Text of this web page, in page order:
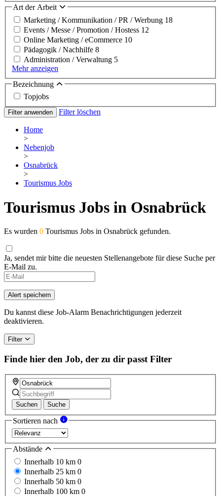
Art der Arbeit
Marketing / Kommunikation / PR / Werbung 18
Events / Messe / Promotion / Hostess 12
Online Marketing / eCommerce 10
Pädagogik / Nachhilfe 8
Administration / Verwaltung 5
Mehr anzeigen
Bezeichnung
Topjobs
Filter anwenden Filter löschen
Home
>
Nebenjob
>
Osnabrück
>
Tourismus Jobs
Tourismus Jobs in Osnabrück
Es wurden 0 Tourismus Jobs in Osnabrück gefunden.
Ja, sendet mir bitte die neuesten Stellenangebote für diese Suche per
E-Mail zu.
Alert speichern
Du kannst diese Job-Alarm Benachrichtigungen jederzeit
deaktivieren.
Filter
Finde hier den Job, der zu dir passt Filter
Suchen Suche
Sortieren nach
Abstände
Innerhalb 10 km 0
Innerhalb 25 km 0
Innerhalb 50 km 0
Innerhalb 100 km 0